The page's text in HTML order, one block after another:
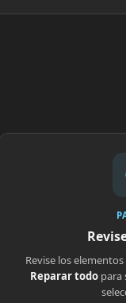
Revise los
Reparar todo para